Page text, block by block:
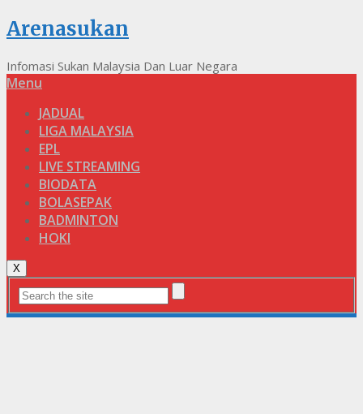
Arenasukan
Infomasi Sukan Malaysia Dan Luar Negara
Menu
JADUAL
LIGA MALAYSIA
EPL
LIVE STREAMING
BIODATA
BOLASEPAK
BADMINTON
HOKI
X